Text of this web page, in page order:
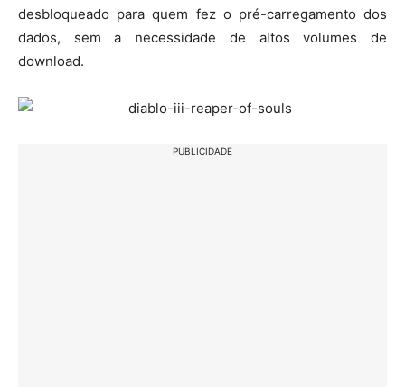
desbloqueado para quem fez o pré-carregamento dos
dados, sem a necessidade de altos volumes de
download.
PUBLICIDADE